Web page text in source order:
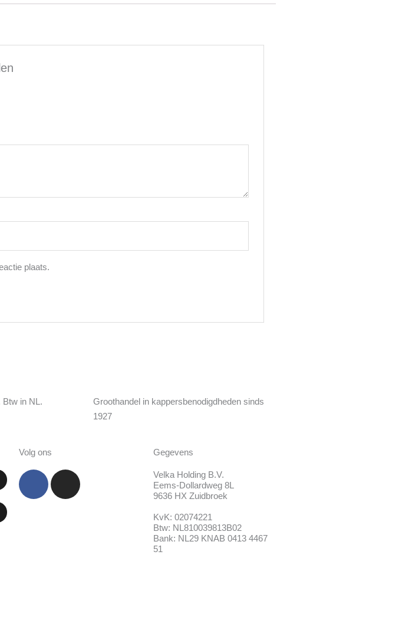
plaats.
Btw in NL.
Groothandel in kappersbenodigdheden sinds
1927
Volg ons
F
Gegevens
Velka Holding B.V.
Eems-Dollardweg 8L
9636 HX Zuidbroek
KvK: 02074221
Btw: NL810039813B02
Bank: NL29 KNAB 0413 4467
51